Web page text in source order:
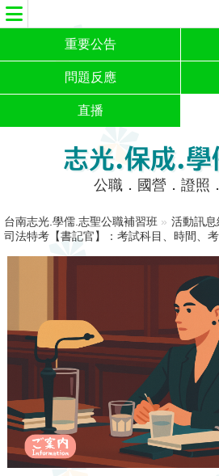
重要公告
問題反應
直播
志光.保成.學
公職．國營．證照
台南志光.學儒.志聖公職補習班 » 活動訊息
司法特考【書記官】：考試科目、時間、